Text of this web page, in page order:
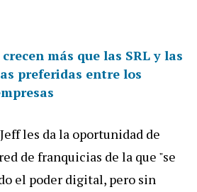
más que las SRL y las
preferidas entre los
les da la oportunidad de
de franquicias de la que "se
el poder digital, pero sin